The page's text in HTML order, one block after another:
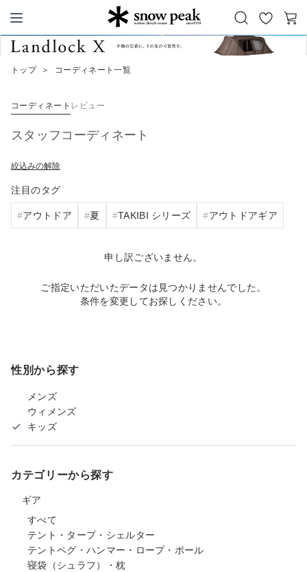
Snow Peak
お
気
カ
トップ ＞ コーディネート一覧
コーディネート レビュー
スタッフコーディネート
絞込みの解除
注目のタグ
アウトドア 夏 TAKIBI シリーズ アウトドアギア
申し訳ございません。
ご指定いただいたデータは見つかりませんでした。
条件を変更してお探しください。
性別から探す
メンズ
ウィメンズ
キッズ
カテゴリーから探す
ギア
すべて
テント・タープ・シェルター
テントペグ・ハンマー・ロープ・ポール
寝袋（シュラフ）・枕